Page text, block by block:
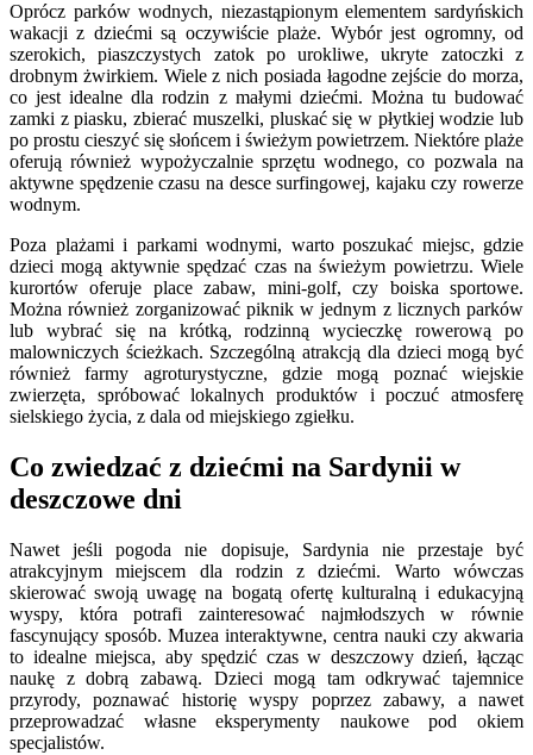
Oprócz parków wodnych, niezastąpionym elementem sardyńskich
wakacji z dziećmi są oczywiście plaże. Wybór jest ogromny, od
szerokich, piaszczystych zatok po urokliwe, ukryte zatoczki z
drobnym żwirkiem. Wiele z nich posiada łagodne zejście do morza,
co jest idealne dla rodzin z małymi dziećmi. Można tu budować
zamki z piasku, zbierać muszelki, pluskać się w płytkiej wodzie lub
po prostu cieszyć się słońcem i świeżym powietrzem. Niektóre plaże
oferują również wypożyczalnie sprzętu wodnego, co pozwala na
aktywne spędzenie czasu na desce surfingowej, kajaku czy rowerze
wodnym.
Poza plażami i parkami wodnymi, warto poszukać miejsc, gdzie
dzieci mogą aktywnie spędzać czas na świeżym powietrzu. Wiele
kurortów oferuje place zabaw, mini-golf, czy boiska sportowe.
Można również zorganizować piknik w jednym z licznych parków
lub wybrać się na krótką, rodzinną wycieczkę rowerową po
malowniczych ścieżkach. Szczególną atrakcją dla dzieci mogą być
również farmy agroturystyczne, gdzie mogą poznać wiejskie
zwierzęta, spróbować lokalnych produktów i poczuć atmosferę
sielskiego życia, z dala od miejskiego zgiełku.
Co zwiedzać z dziećmi na Sardynii w
deszczowe dni
Nawet jeśli pogoda nie dopisuje, Sardynia nie przestaje być
atrakcyjnym miejscem dla rodzin z dziećmi. Warto wówczas
skierować swoją uwagę na bogatą ofertę kulturalną i edukacyjną
wyspy, która potrafi zainteresować najmłodszych w równie
fascynujący sposób. Muzea interaktywne, centra nauki czy akwaria
to idealne miejsca, aby spędzić czas w deszczowy dzień, łącząc
naukę z dobrą zabawą. Dzieci mogą tam odkrywać tajemnice
przyrody, poznawać historię wyspy poprzez zabawy, a nawet
przeprowadzać własne eksperymenty naukowe pod okiem
specjalistów.